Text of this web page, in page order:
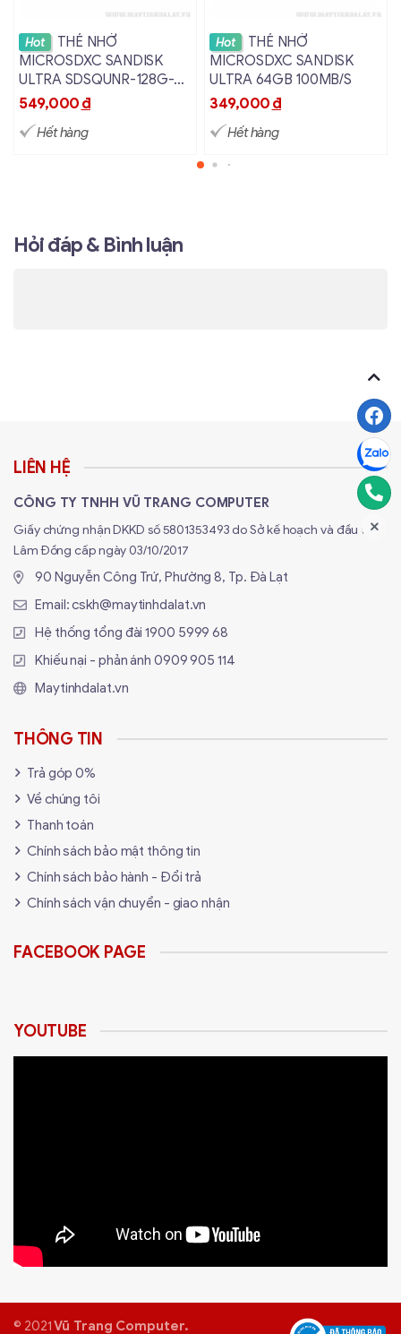
Xem chi tiết
Hot
THẺ NHỚ
MICROSDXC SANDISK
ULTRA SDSQUNR-128G-
GN6MN/GN3MN 128GB
549,000đ
Hết hàng
Xem chi tiết
Hot
THẺ NHỚ
MICROSDXC SANDISK
ULTRA 64GB 100MB/S
349,000đ
Hết hàng
Hỏi đáp & Bình luận
LIÊN HỆ
CÔNG TY TNHH VŨ TRANG COMPUTER
Giấy chứng nhận DKKD số 5801353493 do Sở kế hoạch và đầu tư
Lâm Đồng cấp ngày 03/10/2017
90 Nguyễn Công Trứ, Phường 8, Tp. Đà Lạt
Email:cskh@maytinhdalat.vn
Hệ thống tổng đài1900 5999 68
Khiếu nại - phản ánh 0909 905 114
Maytinhdalat.vn
THÔNG TIN
Trả góp 0%
Về chúng tôi
Thanh toán
Chính sách bảo mật thông tin
Chính sách bảo hành - Đổi trả
Chính sách vận chuyển - giao nhận
FACEBOOK PAGE
YOUTUBE
© 2021Vũ Trang Computer.